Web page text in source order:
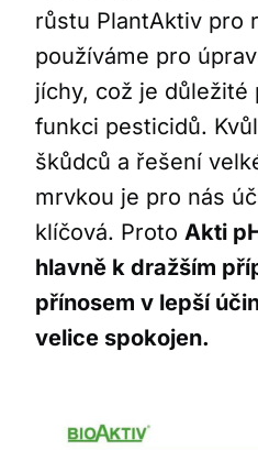
růstu PlantAktiv pro
používáme pro
jíchy, což je důležité
funkci pesticidů.
škůdců a řešení
mrvkou je pro nás
klíčová. Proto Akti
hlavně k dražším
přínosem v lepší
velice spokojen.